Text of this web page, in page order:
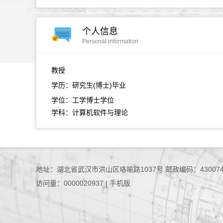
个人信息
Personal information
教授
学历：研究生(博士)毕业
学位：工学博士学位
学科：计算机软件与理论
地址：湖北省武汉市洪山区珞喻路1037号 邮政编码：
访问量： 0000020937 | 手机版